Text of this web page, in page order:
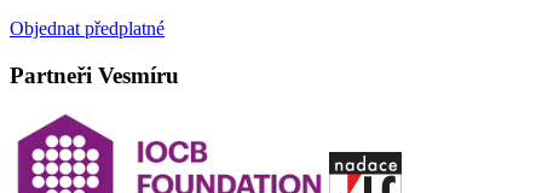
Objednat předplatné
Partneři Vesmíru